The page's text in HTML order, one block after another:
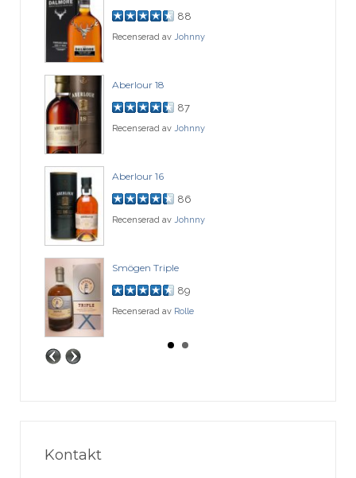
88
Recenserad av Johnny
Aberlour 18
87
Recenserad av Johnny
Aberlour 16
86
Recenserad av Johnny
Smögen Triple
89
Recenserad av Rolle
Kontakt